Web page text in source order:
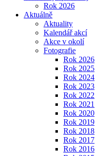
Rok 2026
Aktuálně
Aktuality
Kalendář akcí
Akce v okolí
Fotografie
Rok 2026
Rok 2025
Rok 2024
Rok 2023
Rok 2022
Rok 2021
Rok 2020
Rok 2019
Rok 2018
Rok 2017
Rok 2016